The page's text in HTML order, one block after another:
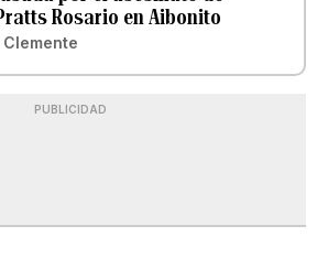
Rosario en Aibonito
PUBLICIDAD